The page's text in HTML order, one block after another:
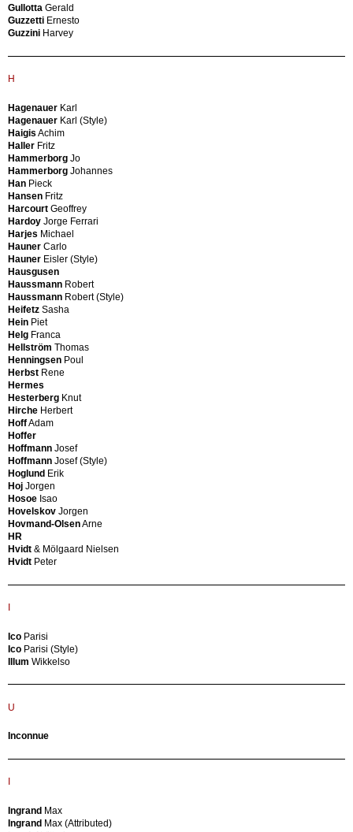
Pierluigi
Ceysens
Willy
Pol
Pierre
(Style)
Charles
&
Ray
Eames
Chervet
Alain
(Attributed)
Chesterfield
Chiesa
Pietro
Chiesa
Pietro
(Attributed)
Chiggio
Ennio
Christen
Andreas
Ciavardoni
Nicola
Cini
Boeri
Città
Nuova
Gr.
Arch.
Urb.
Ciullini
Otello
Clarens
Colani
Luigi
Colli
Luigi
Colliva
Colombini
Colombo
Joe
Colombo
Conti
Coray
Hans
TV
Edition
Steph
Paris
Art
Line
Egisto
Bontempi
Egoluce
Elam
Elco
Embru
Werke
EMI
Luzern
Engelbrechts
Furniture
Enrico
Bellone
Enrico
Colzani
Enrico
Colzani
Giussano
Ercol
Ercole
Barovier
Eredi
Marelli
Cantù
Erlau
Ernestine
Erton
Esperia
Esperia
(Attributed)
Esperia
(Style)
Perzel
ETB
AG
Klementieff
F
Faarup
Faenza
Møbelfabrik
Farstrup
Gullotta Gerald
Guzzetti Ernesto
Guzzini Harvey
H
Hagenauer Karl
Hagenauer Karl (Style)
Haigis Achim
Haller Fritz
Hammerborg Jo
Hammerborg Johannes
Han Pieck
Hansen Fritz
Harcourt Geoffrey
Hardoy Jorge Ferrari
Harjes Michael
Hauner Carlo
Hauner Eisler (Style)
Hausgusen
Haussmann Robert
Haussmann Robert (Style)
Heifetz Sasha
Hein Piet
Helg Franca
Hellström Thomas
Henningsen Poul
Herbst Rene
Hermes
Hesterberg Knut
Hirche Herbert
HoffAdam
Hoffer
Hoffmann Josef
Hoffmann Josef (Style)
Hoglund Erik
Hoj Jorgen
Hosoe Isao
Hovelskov Jorgen
Hovmand-OlsenArne
HR
Hvidt & Mölgaard Nielsen
Hvidt Peter
Ico Parisi
Ico Parisi (Style)
Illum Wikkelso
U
Inconnue
Ingrand Max
Ingrand Max (Attributed)